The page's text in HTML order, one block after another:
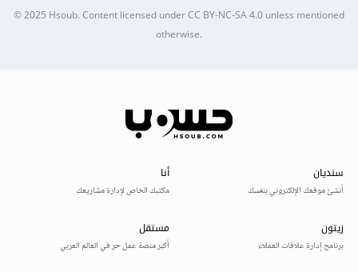
© 2025Hsoub.Content licensed underCC BY-NC-SA 4.0unless mentioned
otherwise.